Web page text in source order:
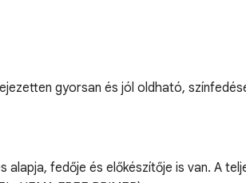
gyorsan és jól oldható,
fedője és előkészítője is van. A